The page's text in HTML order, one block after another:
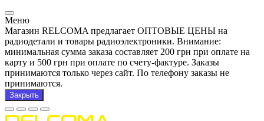
Меню
Магазин RELCOMA предлагает ОПТОВЫЕ ЦЕНЫ на
радиодетали и товары радиоэлектроники. Внимание:
минимальная сумма заказа составляет 200 грн при оплате на
карту и 500 грн при оплате по счету-фактуре. Заказы
принимаются только через сайт. По телефону заказы не
принимаются.
Закрыть